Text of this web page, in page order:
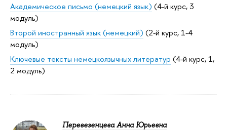
Академическое письмо (немецкий язык) (4-й курс, 3
модуль)
Второй иностранный язык (немецкий) (2-й курс, 1-4
модуль)
Ключевые тексты немецкоязычных литератур (4-й курс, 1,
2 модуль)
Перевезенцева Анна Юрьевна